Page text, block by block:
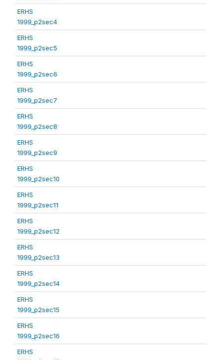
ERHS
1999_p2sec4
ERHS
1999_p2sec5
ERHS
1999_p2sec6
ERHS
1999_p2sec7
ERHS
1999_p2sec8
ERHS
1999_p2sec9
ERHS
1999_p2sec10
ERHS
1999_p2sec11
ERHS
1999_p2sec12
ERHS
1999_p2sec13
ERHS
1999_p2sec14
ERHS
1999_p2sec15
ERHS
1999_p2sec16
ERHS